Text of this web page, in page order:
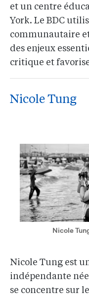
et un centre
York. Le BDC
communautaire
des enjeux
critique et
Nicole Tung
Nicole
Nicole Tung est
indépendante
se concentre sur